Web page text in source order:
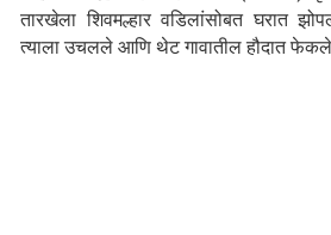
तारखेला शिवमल्हार वडिलांसोबत घरात
त्याला उचलले आणि थेट गावातील हौदात